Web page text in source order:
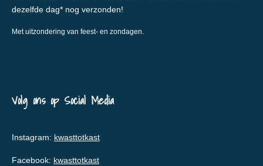
dezelfde dag* nog verzonden!
Met uitzondering van feest- en zondagen.
Volg ons op Social Media
Instagram: kwasttotkast
Facebook: kwasttotkast